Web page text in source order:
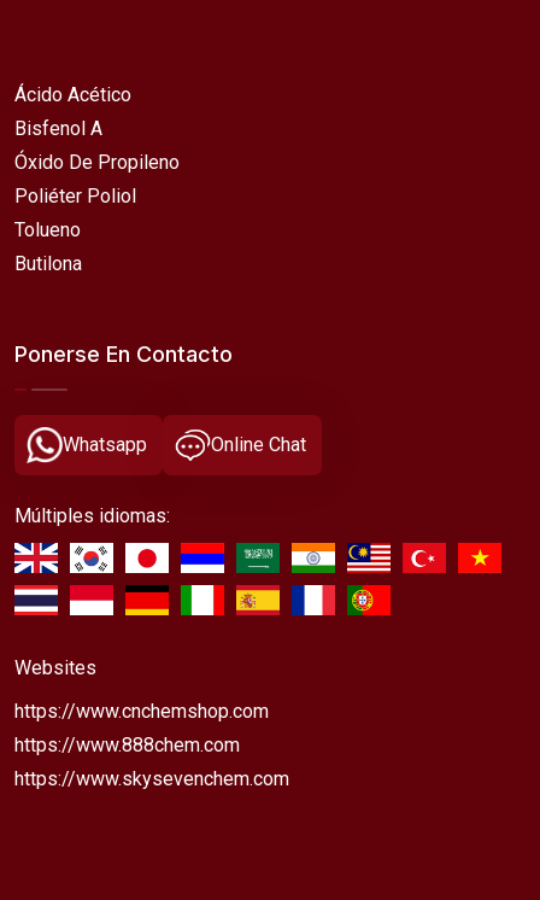
Ácido Acético
Bisfenol A
Óxido De Propileno
Poliéter Poliol
Tolueno
Butilona
Ponerse En Contacto
Whatsapp Online Chat
Múltiples idiomas:
Websites
https://www.cnchemshop.com
https://www.888chem.com
https://www.skysevenchem.com